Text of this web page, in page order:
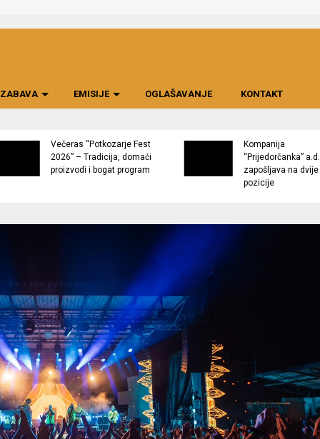
ZABAVA EMISIJE OGLAŠAVANJE KONTAKT
Večeras “Potkozarje Fest
2026” – Tradicija, domaći
proizvodi i bogat program
Kompanija
“Prijedorčanka” a.d.
zapošljava na dvije
pozicije